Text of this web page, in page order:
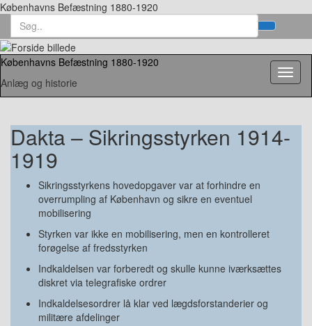
Københavns Befæstning 1880-1920
form
Search
for:
Københavns Befæstning 1880-1920
Anlæg og historie
Dakta – Sikringsstyrken 1914-
1919
Sikringsstyrkens hovedopgaver var at forhindre en
overrumpling af København og sikre en eventuel
mobilisering
Styrken var ikke en mobilisering, men en kontrolleret
forøgelse af fredsstyrken
Indkaldelsen var forberedt og skulle kunne iværksættes
diskret via telegrafiske ordrer
Indkaldelsesordrer lå klar ved lægdsforstanderier og
militære afdelinger